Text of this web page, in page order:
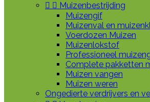
  Muizenbestrijding
Muizengif
Muizenval en
Voerdozen Muizen
Muizenlokstof
Professioneel
Complete pakketten
Muizen vangen
Muizen weren
Ongedierte verdrijvers en